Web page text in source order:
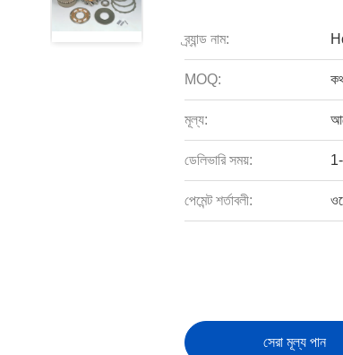
ব্র্যান্ড নাম:
MOQ:
মূল্য:
ডেলিভারি সময়:
পেমেন্ট শর্তাবলী:
সেরা মূল্য পান